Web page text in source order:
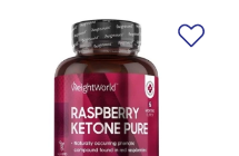
в любими